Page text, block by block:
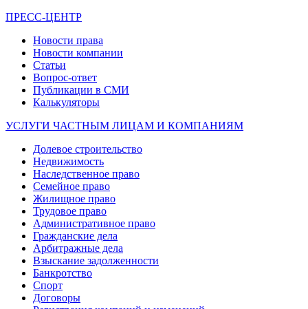
ПРЕСС-ЦЕНТР
Новости права
Новости компании
Статьи
Вопрос-ответ
Публикации в СМИ
Калькуляторы
УСЛУГИ ЧАСТНЫМ ЛИЦАМ И КОМПАНИЯМ
Долевое строительство
Недвижимость
Наследственное право
Семейное право
Жилищное право
Трудовое право
Административное право
Гражданские дела
Арбитражные дела
Взыскание задолженности
Банкротство
Спорт
Договоры